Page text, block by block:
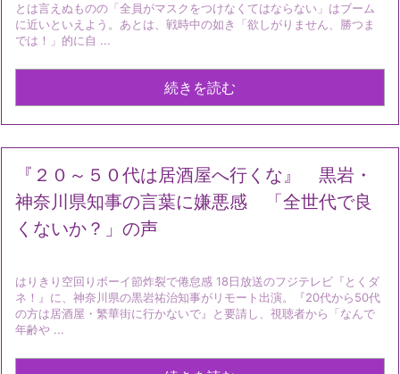
とは言えぬものの「全員がマスクをつけなくてはならない」はブーム
に近いといえよう。あとは、戦時中の如き「欲しがりません、勝つま
では！」的に自 ...
続きを読む
『２０～５０代は居酒屋へ行くな』 黒岩・
神奈川県知事の言葉に嫌悪感 「全世代で良
くないか？」の声
はりきり空回りボーイ節炸裂で倦怠感 18日放送のフジテレビ『とくダ
ネ！』に、神奈川県の黒岩祐治知事がリモート出演。『20代から50代
の方は居酒屋・繁華街に行かないで』と要請し、視聴者から「なんで
年齢や ...